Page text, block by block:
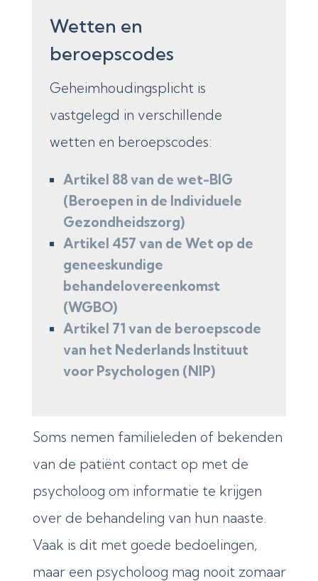
Wetten en
beroepscodes
Geheimhoudingsplicht is
vastgelegd in verschillende
wetten en beroepscodes:
Artikel 88 van de wet-BIG
(Beroepen in de Individuele
Gezondheidszorg)
Artikel 457 van de Wet op de
geneeskundige
behandelovereenkomst
(WGBO)
Artikel 71 van de beroepscode
van het Nederlands Instituut
voor Psychologen (NIP)
Soms nemen familieleden of bekenden
van de patiënt contact op met de
psycholoog om informatie te krijgen
over de behandeling van hun naaste.
Vaak is dit met goede bedoelingen,
maar een psycholoog mag nooit zomaar